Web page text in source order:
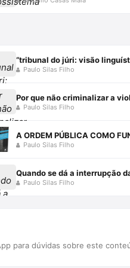
“tribunal do júri: visão
Paulo Silas Filho
Por que não criminalizar a
Paulo Silas Filho
Paulo Silas Filho
Quando se dá a interrupção
Paulo Silas Filho
para dúvidas sobre este